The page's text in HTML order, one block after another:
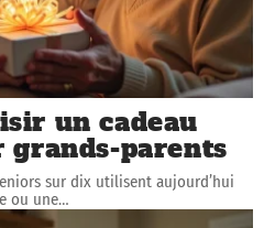
un cadeau
parents
sur dix utilisent aujourd’hui
ou une…